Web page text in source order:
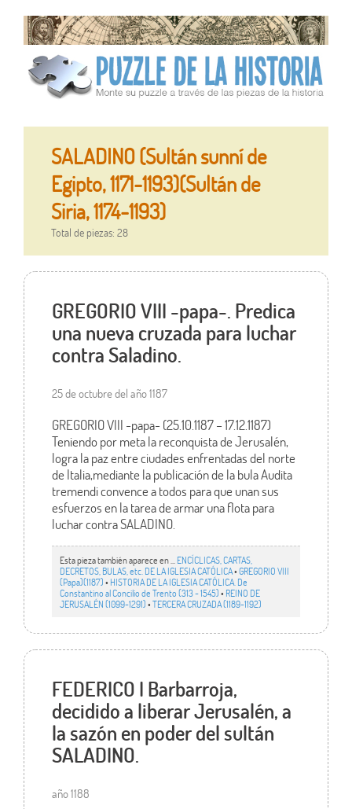
SALADINO (Sultán sunní de
Egipto, 1171-1193)(Sultán de
Siria, 1174-1193)
Total de piezas: 28
GREGORIO VIII -papa-. Predica
una nueva cruzada para luchar
contra Saladino.
25 de octubre del año 1187
GREGORIO VIII -papa- (25.10.1187 – 17.12.1187)
Teniendo por meta la reconquista de Jerusalén,
logra la paz entre ciudades enfrentadas del norte
de Italia,mediante la publicación de la bula Audita
tremendi convence a todos para que unan sus
esfuerzos en la tarea de armar una flota para
luchar contra SALADINO.
Esta pieza también aparece en ... ENCÍCLICAS, CARTAS,
DECRETOS, BULAS, etc. DE LA IGLESIA CATÓLICA•GREGORIO VIII
(Papa)(1187)• HISTORIA DE LA IGLESIA CATÓLICA. De
Constantino al Concilio de Trento (313 - 1545)• REINO DE
JERUSALÉN (1099-1291)•TERCERA CRUZADA (1189-1192)
FEDERICO I Barbarroja,
decidido a liberar Jerusalén, a
la sazón en poder del sultán
SALADINO.
año 1188